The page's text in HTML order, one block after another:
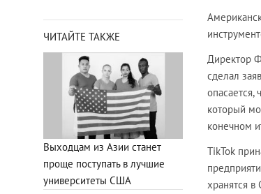
ЧИТАЙТЕ ТАКЖЕ
Выходцам из Азии станет
проще поступать в лучшие
университеты США
Директор
сделал
опасается,
который
конечном
TikTok
хранятся